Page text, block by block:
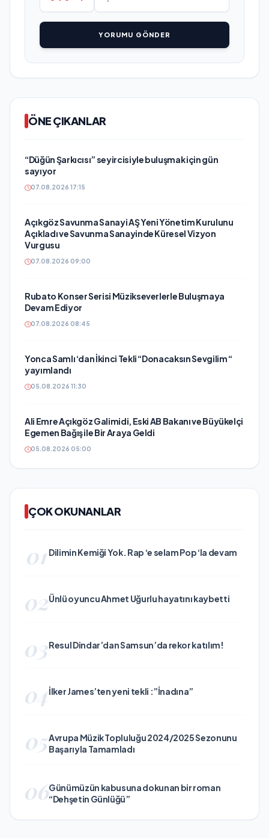
YORUMU GÖNDER
ÖNE ÇIKANLAR
“Düğün Şarkıcısı” seyircisiyle buluşmak için gün
sayıyor
07.08.2026 17:15
Açıkgöz Savunma Sanayi AŞ Yeni Yönetim Kurulunu
Açıkladı ve Savunma Sanayinde Küresel Vizyon
Vurgusu
07.08.2026 09:00
Rubato Konser Serisi Müzikseverlerle Buluşmaya
Devam Ediyor
07.08.2026 08:45
Yonca Samlı ‘dan İkinci Tekli “Donacaksın Sevgilim “
yayımlandı
05.08.2026 11:30
Ali Emre Açıkgöz Galimidi, Eski AB Bakanı ve Büyükelçi
Egemen Bağış ile Bir Araya Geldi
05.08.2026 05:00
ÇOK OKUNANLAR
01 Dilimin Kemiği Yok. Rap ‘e selam Pop ‘la devam
02Ünlü oyuncu Ahmet Uğurlu hayatını kaybetti
03Resul Dindar’dan Samsun’da rekor katılım!
04İlker James’ten yeni tekli :”İnadına”
05Avrupa Müzik Topluluğu 2024/2025 Sezonunu
Başarıyla Tamamladı
06Günümüzün kabusuna dokunan bir roman
“Dehşetin Günlüğü”